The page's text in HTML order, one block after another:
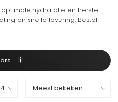
hydratatie en herstel.
en snelle levering. Bestel